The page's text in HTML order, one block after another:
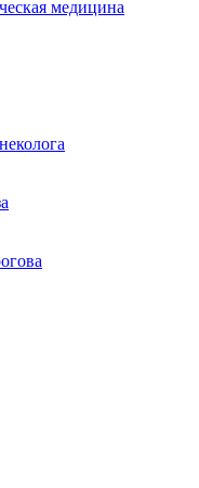
медицина